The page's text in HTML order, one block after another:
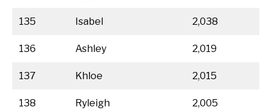
135 Isabel 2,038
136 Ashley 2,019
137 Khloe 2,015
138 Ryleigh 2,005